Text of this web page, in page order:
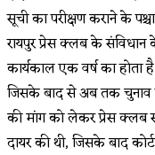
सूची का परीक्षण कराने के
रायपुर प्रेस क्लब के संविधान
कार्यकाल एक वर्ष का
जिसके बाद से अब तक चुनाव
की मांग को लेकर प्रेस क्लब
दायर की थी, जिसके बाद